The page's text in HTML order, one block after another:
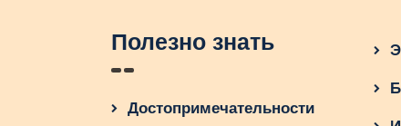
Полезно знать
Достопримечательности